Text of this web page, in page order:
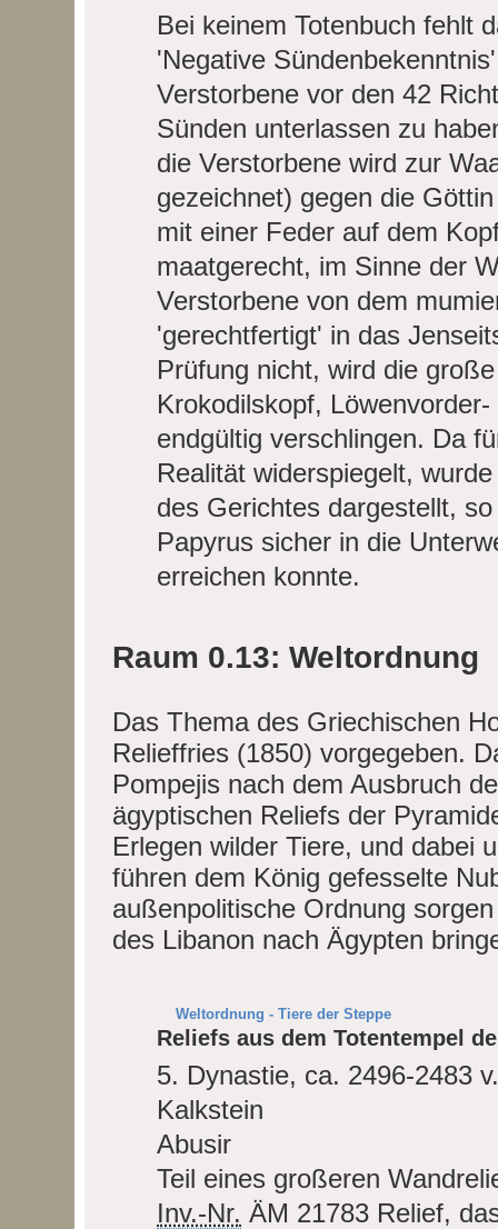
Bei keinem Totenbuch fehlt
'Negative
Verstorbene vor den 42
Sünden unterlassen zu
die Verstorbene wird zur
gezeichnet) gegen die
mit einer Feder auf dem
maatgerecht, im Sinne der
Verstorbene von dem
'gerechtfertigt' in das
Prüfung nicht, wird die
Krokodilskopf,
endgültig verschlingen. Da
Realität widerspiegelt,
des Gerichtes dargestellt,
Papyrus sicher in die
erreichen konnte.
Raum 0.13: Weltordnung
Das Thema des Griechischen
Relieffries (1850) vorgegeben.
Pompejis nach dem Ausbruch
ägyptischen Reliefs der
Erlegen wilder Tiere, und dabei
führen dem König gefesselte
außenpolitische Ordnung
des Libanon nach Ägypten
Weltordnung - Tiere der Steppe
Reliefs aus dem Totentempel
5. Dynastie, ca. 2496-2483
Kalkstein
Abusir
Teil eines großeren
Inv.-Nr. ÄM 21783 Relief,